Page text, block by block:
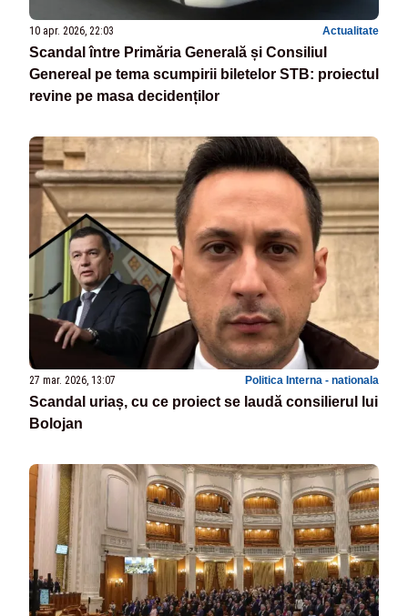
10 apr. 2026, 22:03 Actualitate
Scandal între Primăria Generală și Consiliul
Genereal pe tema scumpirii biletelor STB: proiectul
revine pe masa decidenților
27 mar. 2026, 13:07 Politica Interna - nationala
Scandal uriaș, cu ce proiect se laudă consilierul lui
Bolojan